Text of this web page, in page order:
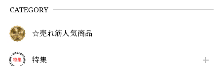
CATEGORY
☆売れ筋人気商品
特集